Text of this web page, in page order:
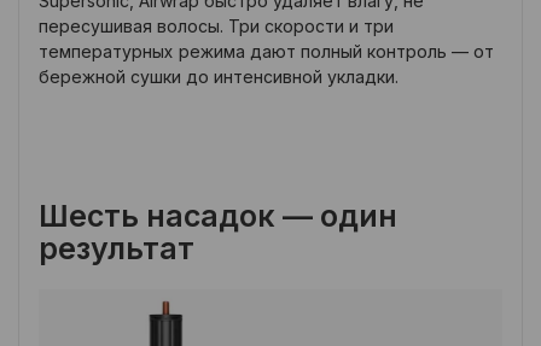
пересушивая волосы. Три скорости и три
температурных режима дают полный контроль — от
бережной сушки до интенсивной укладки.
Шесть насадок — один
результат